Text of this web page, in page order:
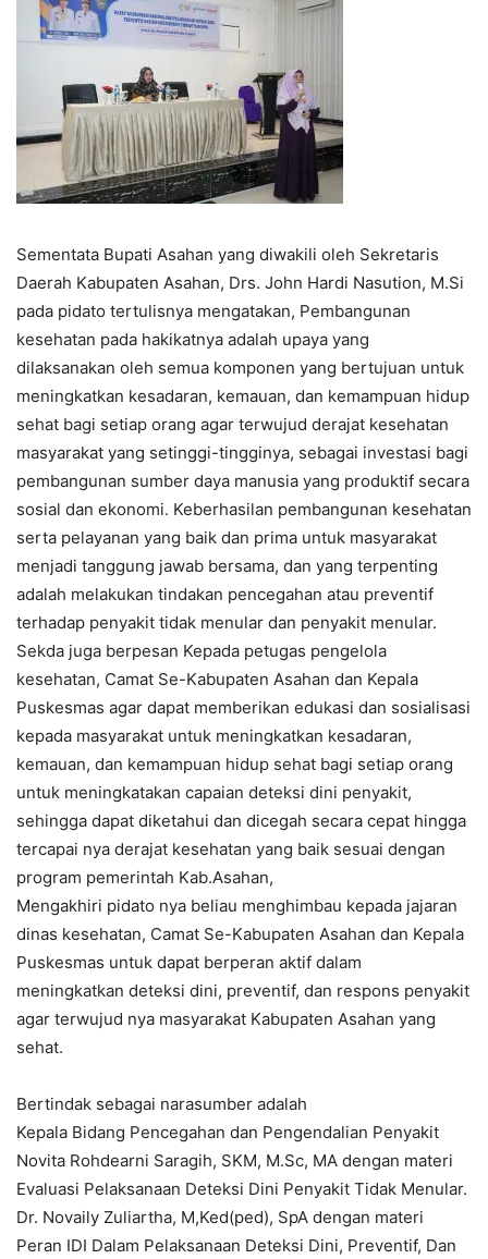
Sementata Bupati Asahan yang diwakili oleh Sekretaris
Daerah Kabupaten Asahan, Drs. John Hardi Nasution, M.Si
pada pidato tertulisnya mengatakan, Pembangunan
kesehatan pada hakikatnya adalah upaya yang
dilaksanakan oleh semua komponen yang bertujuan untuk
meningkatkan kesadaran, kemauan, dan kemampuan hidup
sehat bagi setiap orang agar terwujud derajat kesehatan
masyarakat yang setinggi-tingginya, sebagai investasi bagi
pembangunan sumber daya manusia yang produktif secara
sosial dan ekonomi. Keberhasilan pembangunan kesehatan
serta pelayanan yang baik dan prima untuk masyarakat
menjadi tanggung jawab bersama, dan yang terpenting
adalah melakukan tindakan pencegahan atau preventif
terhadap penyakit tidak menular dan penyakit menular.
Sekda juga berpesan Kepada petugas pengelola
kesehatan, Camat Se-Kabupaten Asahan dan Kepala
Puskesmas agar dapat memberikan edukasi dan sosialisasi
kepada masyarakat untuk meningkatkan kesadaran,
kemauan, dan kemampuan hidup sehat bagi setiap orang
untuk meningkatakan capaian deteksi dini penyakit,
sehingga dapat diketahui dan dicegah secara cepat hingga
tercapai nya derajat kesehatan yang baik sesuai dengan
program pemerintah Kab.Asahan,
Mengakhiri pidato nya beliau menghimbau kepada jajaran
dinas kesehatan, Camat Se-Kabupaten Asahan dan Kepala
Puskesmas untuk dapat berperan aktif dalam
meningkatkan deteksi dini, preventif, dan respons penyakit
agar terwujud nya masyarakat Kabupaten Asahan yang
sehat.
Bertindak sebagai narasumber adalah
Kepala Bidang Pencegahan dan Pengendalian Penyakit
Novita Rohdearni Saragih, SKM, M.Sc, MA dengan materi
Evaluasi Pelaksanaan Deteksi Dini Penyakit Tidak Menular.
Dr. Novaily Zuliartha, M,Ked(ped), SpA dengan materi
Peran IDI Dalam Pelaksanaan Deteksi Dini, Preventif, Dan